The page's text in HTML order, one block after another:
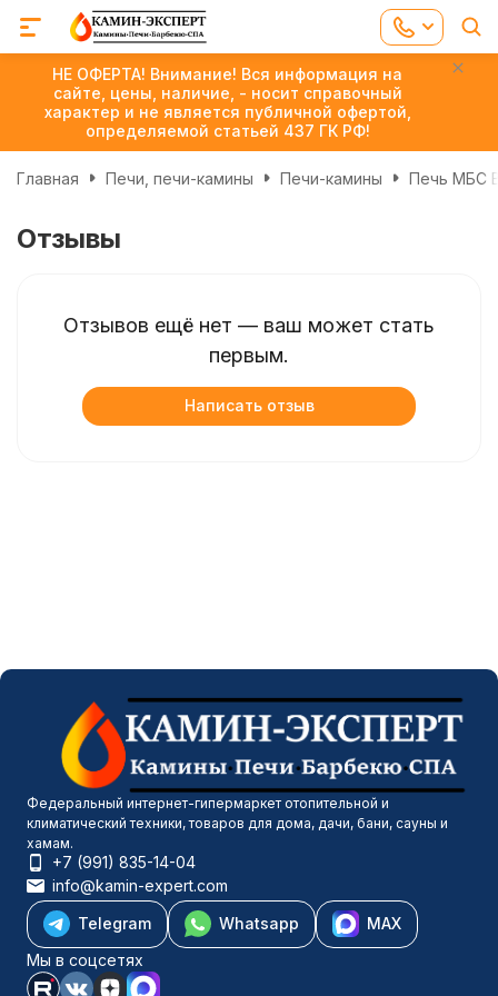
НЕ ОФЕРТА! Внимание! Вся информация на
сайте, цены, наличие, - носит справочный
характер и не является публичной офертой,
определяемой статьей 437 ГК РФ!
Главная Печи, печи-камины Печи-камины Печь МБС
Отзывы
Отзывов ещё нет — ваш может стать
первым.
Написать отзыв
Федеральный интернет-гипермаркет отопительной и
климатический техники, товаров для дома, дачи, бани, сауны и
хамам.
+7 (991) 835-14-04
info@kamin-expert.com
Telegram
Whatsapp
MAX
Мы в соцсетях